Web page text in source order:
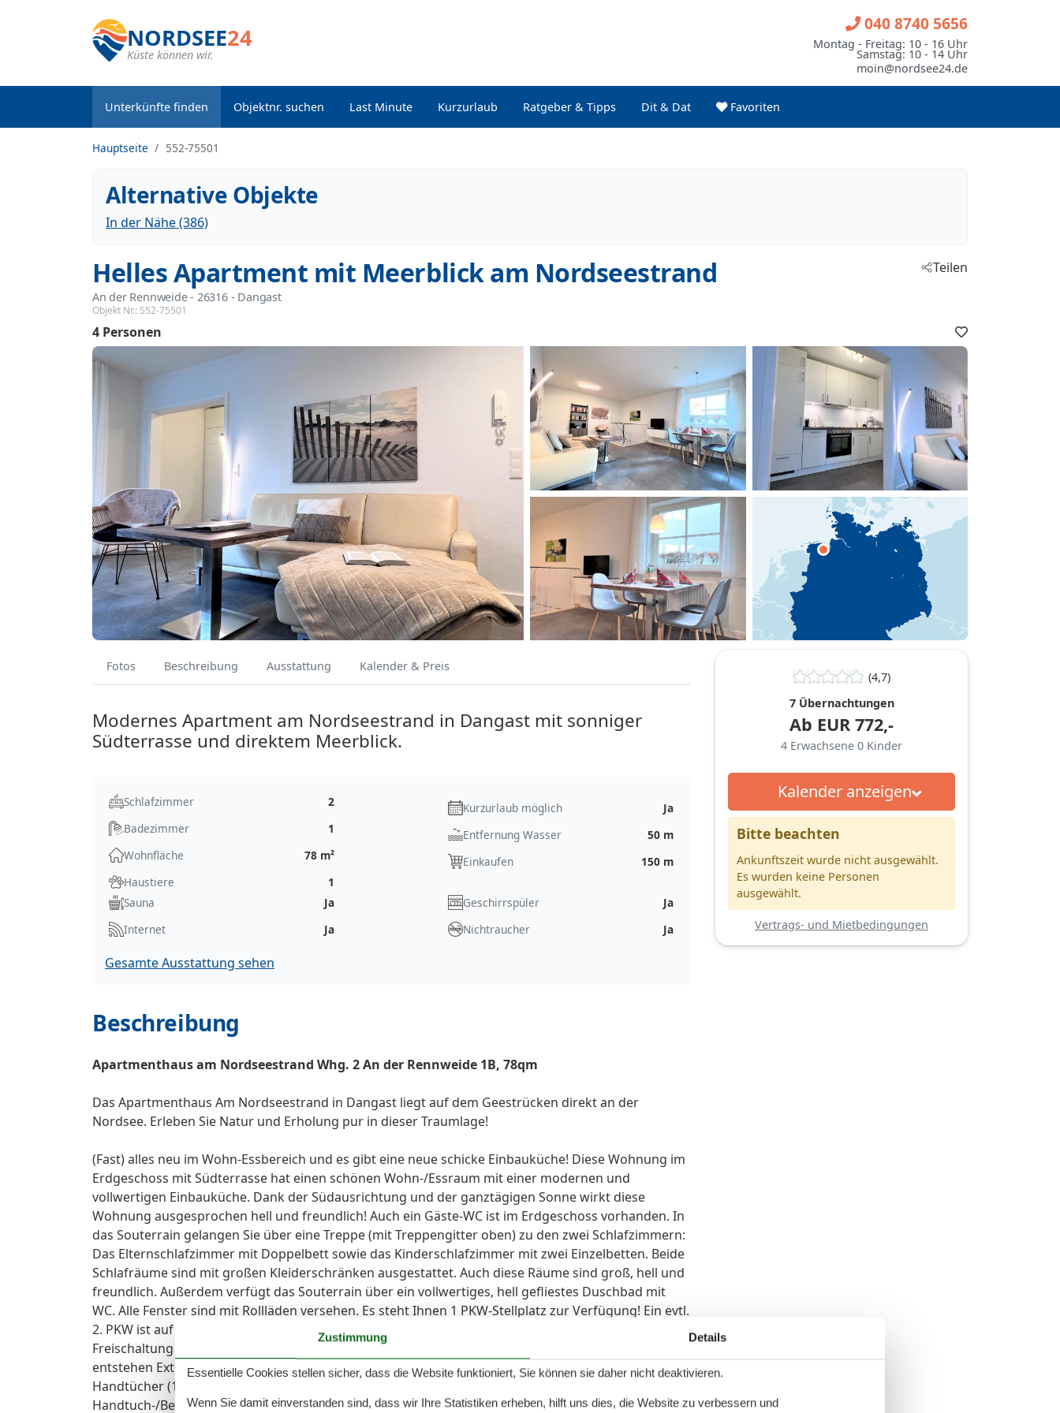
NORDSEE24
Küste können wir.
Unterkünfte finden Objektnr. suchen Last Minute Kurzurlaub Ratgeber & Tipps Dit & Dat Favoriten
040 8740 5656
Montag - Freitag: 10 - 16 Uhr
Samstag: 10 - 14 Uhr
moin@nordsee24.de
Hauptseite 552-75501
Alternative Objekte
In der Nähe (386)
Helles Apartment mit Meerblick am Nordseestrand
An der Rennweide - 26316 - Dangast
Objekt Nr.: 552-75501
Teilen
4 Personen
Fotos Beschreibung Ausstattung Kalender & Preis
Modernes Apartment am Nordseestrand in Dangast mit sonniger
Südterrasse und direktem Meerblick.
Schlafzimmer
2
Badezimmer
1
Wohnfläche
78 m²
Haustiere
1
Kurzurlaub möglich
Ja
Entfernung Wasser
50 m
Einkaufen
150 m
Sauna
Ja
Internet
Ja
Geschirrspüler
Ja
Nichtraucher
Ja
Gesamte Ausstattung sehen
Beschreibung
Apartmenthaus am Nordseestrand Whg. 2 An der Rennweide 1B, 78qm
Das Apartmenthaus Am Nordseestrand in Dangast liegt auf dem Geestrücken direkt an der
Nordsee. Erleben Sie Natur und Erholung pur in dieser Traumlage!
(Fast) alles neu im Wohn-Essbereich und es gibt eine neue schicke Einbauküche! Diese Wohnung im
Erdgeschoss mit Südterrasse hat einen schönen Wohn-/Essraum mit einer modernen und
vollwertigen Einbauküche. Dank der Südausrichtung und der ganztägigen Sonne wirkt diese
Wohnung ausgesprochen hell und freundlich! Auch ein Gäste-WC ist im Erdgeschoss vorhanden. In
das Souterrain gelangen Sie über eine Treppe (mit Treppengitter oben) zu den zwei Schlafzimmern:
Das Elternschlafzimmer mit Doppelbett sowie das Kinderschlafzimmer mit zwei Einzelbetten. Beide
Schlafräume sind mit großen Kleiderschränken ausgestattet. Auch diese Räume sind groß, hell und
freundlich. Außerdem verfügt das Souterrain über ein vollwertiges, hell gefliestes Duschbad mit
WC. Alle Fenster sind mit Rollläden versehen. Es steht Ihnen 1 PKW-Stellplatz zur Verfügung! Ein evtl.
2. PKW ist auf den öffentlichen Parkplätzen abstellen, dies ist mit der Gästekarte kostenfrei (die
Freischaltung können Sie direkt bei der Kurverwaltung beantragen). Reisen Sie mit Ihrem Hund an,
entstehen Extrakosten in Höhe von € 8,00 pro Tag. Zusätzliche Leistungen gegen Aufpreis möglich:
Handtücher (1 Duschtuch + 2 Handtücher) und Bettwäsche auf Anfrage, Zwischenreinigung,
Handtuch-/Bettwäschewechsel Genießen Sie Ihren einmaligen Urlaub am Jadebusen in dieser
(4,7)
7 Übernachtungen
Ab EUR 772,-
4 Erwachsene 0 Kinder
Kalender anzeigen
Bitte beachten
Ankunftszeit wurde nicht ausgewählt.
Es wurden keine Personen
ausgewählt.
Vertrags- und Mietbedingungen
Zustimmung Details
Essentielle Cookies stellen sicher, dass die Website funktioniert, Sie können sie daher nicht deaktivieren.
Wenn Sie damit einverstanden sind, dass wir Ihre Statistiken erheben, hilft uns dies, die Website zu verbessern und